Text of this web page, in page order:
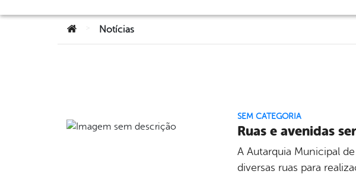
Você está aqui:
Notícias
SEM CATEGORIA
Ruas e avenidas
A Autarquia Municipal
diversas ruas para